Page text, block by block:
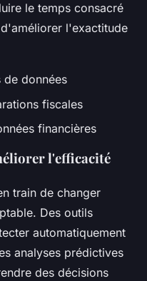
le temps consacré
l'exactitude
de données
fiscales
financières
l'efficacité
train de changer
Des outils
automatiquement
analyses prédictives
des décisions